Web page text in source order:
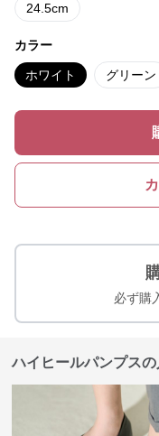
24.5cm
カラー
ホワイト グリーン
必ず購
ハイヒールパンプス